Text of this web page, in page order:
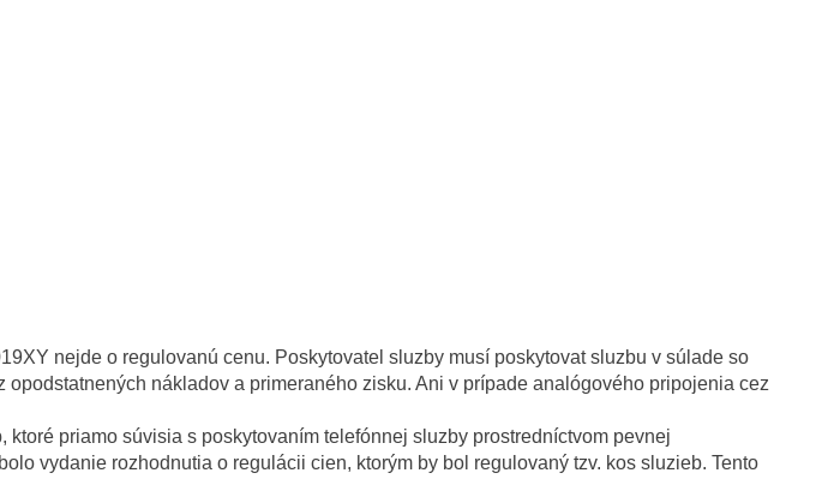
nejde o regulovanú cenu. Poskytovatel sluzby musí poskytovat sluzbu v súlade so
nákladov a primeraného zisku. Ani v prípade analógového pripojenia cez
priamo súvisia s poskytovaním telefónnej sluzby prostredníctvom pevnej
vydanie rozhodnutia o regulácii cien, ktorým by bol regulovaný tzv. kos sluzieb. Tento